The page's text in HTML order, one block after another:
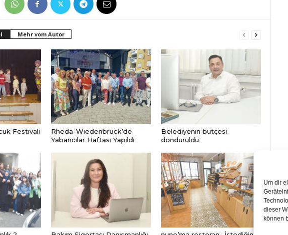
Um dir
dieser
können
Mehr vom Autor
Festivali
Rheda-Wiedenbrück’de
Yabancılar Haftası Yapıldı
Belediyenin bütçesi
donduruldu